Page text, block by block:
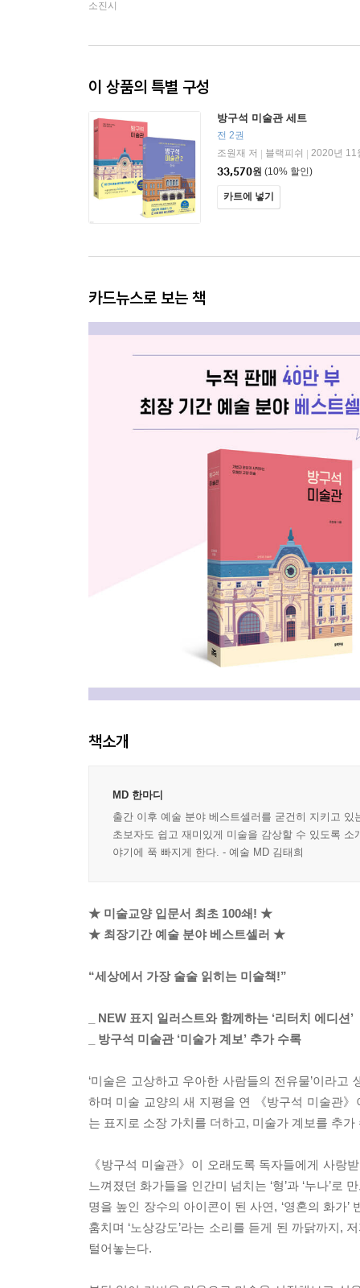
소진시
이 상품의 특별 구성
방구석 미술관 세트
전 2권
조원재 저
블랙피쉬
2020년 11
33,570원 (10% 할인)
카트에 넣기
카드뉴스로 보는 책
책소개
MD 한마디
출간 이후 예술 분야 베스트셀러를 굳건히 지키고
초보자도 쉽고 재미있게 미술을 감상할 수 있도록
야기에 푹 빠지게 한다. - 예술 MD 김태희
★ 미술교양 입문서 최초 100쇄! ★
★ 최장기간 예술 분야 베스트셀러 ★
“세상에서 가장 술술 읽히는 미술책!”
_ NEW 표지 일러스트와 함께하는 ‘리터치 에디션’
_ 방구석 미술관 ‘미술가 계보’ 추가 수록
‘미술은 고상하고 우아한 사람들의 전유물’이라
하며 미술 교양의 새 지평을 연 《방구석 미술관
는 표지로 소장 가치를 더하고, 미술가 계보를 추
《방구석 미술관》이 오래도록 독자들에게 사랑
느껴졌던 화가들을 인간미 넘치는 ‘형’과 ‘누나’
명을 높인 장수의 아이콘이 된 사연, ‘영혼의 화가
훔치며 ‘노상강도’라는 소리를 듣게 된 까닭까지,
털어놓는다.